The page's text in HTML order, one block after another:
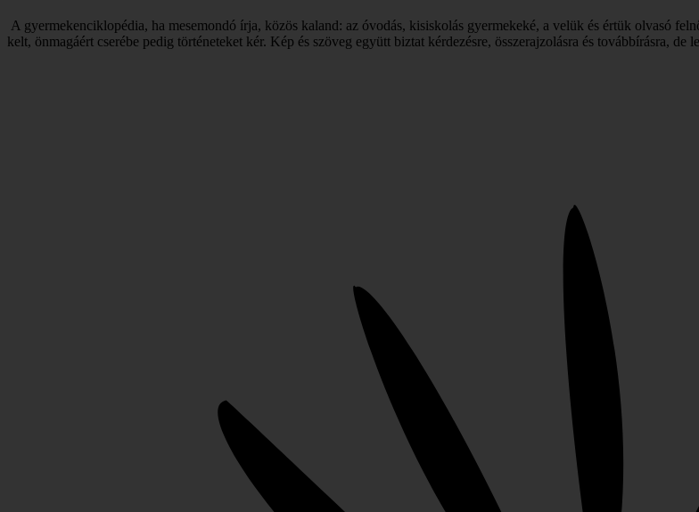
A gyermekenciklopédia, ha mesemondó írja, közös kaland: az óvodás, kisiskolás gyermekeké, a velük és értük olvasó
kelt, önmagáért cserébe pedig történeteket kér. Kép és szöveg együtt biztat kérdezésre, összerajzolásra és továbbírásra, de